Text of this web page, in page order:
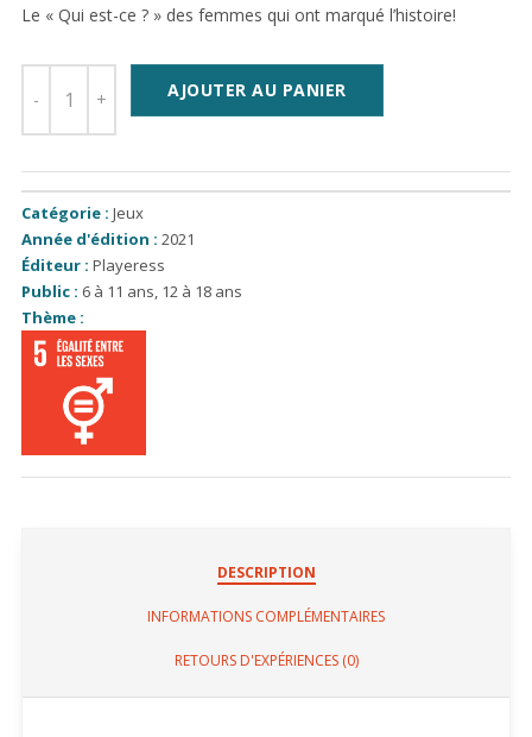
Le « Qui est-ce ? » des femmes qui ont marqué l’histoire!
AJOUTER AU PANIER
Catégorie : Jeux
Année d'édition : 2021
Éditeur : Playeress
Public : 6 à 11 ans, 12 à 18 ans
Thème :
DESCRIPTION
INFORMATIONS COMPLÉMENTAIRES
RETOURS D'EXPÉRIENCES (0)